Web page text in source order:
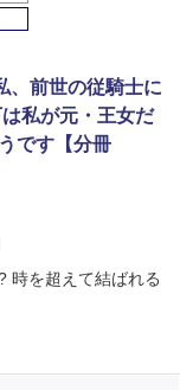
、前世の従騎士に
私が元・王女だ
です【分冊
時を超えて結ばれる